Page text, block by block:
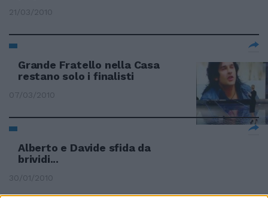
21/03/2010
Grande Fratello nella Casa
restano solo i finalisti
07/03/2010
Alberto e Davide sfida da
brividi...
30/01/2010